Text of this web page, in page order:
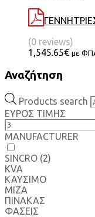
(0 reviews)
1,545.65€ με
Αναζήτηση
Products search
ΕΥΡΟΣ ΤΙΜΗΣ
MANUFACTURER
SINCRO (2)
KVA
ΚΑΥΣΙΜΟ
MIZA
ΠΙΝΑΚΑΣ
ΦΑΣΕΙΣ